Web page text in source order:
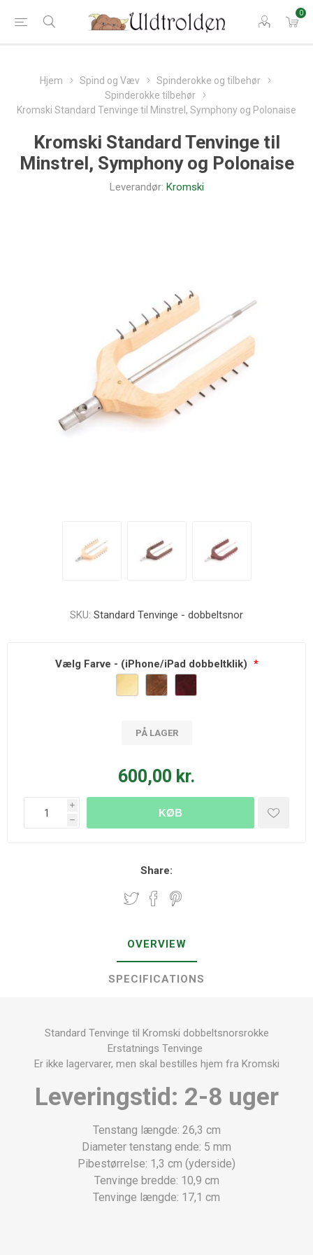
0
Hjem Spind og Væv
Spinderokke og tilbehør
Spinderokke tilbehør
Kromski Standard Tenvinge til Minstrel, Symphony og Polonaise
Kromski Standard Tenvinge til
Minstrel, Symphony og Polonaise
Leverandør: Kromski
SKU: Standard Tenvinge - dobbeltsnor
Vælg Farve - (iPhone/iPad dobbeltklik) *
PÅ LAGER
600,00 kr.
i
h
KØB
Share:
OVERVIEW
SPECIFICATIONS
Standard Tenvinge til Kromski dobbeltsnorsrokke
Erstatnings Tenvinge
Er ikke lagervarer, men skal bestilles hjem fra Kromski
Leveringstid: 2-8 uger
Tenstang længde: 26,3 cm
Diameter tenstang ende: 5 mm
Pibestørrelse: 1,3 cm (yderside)
Tenvinge bredde: 10,9 cm
Tenvinge længde: 17,1 cm